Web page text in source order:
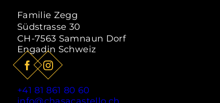
Wanderfreunde ist der „Alles inklusive“
Sommerhit, der während der
Sommersaison vom 15.06.2026 -
20.09.2026 in Samnaun gültig ist.
ab85,- CHFpro Person
ZUM ANGEBOT
Familie Zegg
Südstrasse 30
CH-7563 Samnaun Dorf
Engadin Schweiz
+41 81 861 80 60